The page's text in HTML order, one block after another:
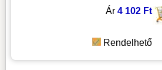
Ár 4 102 Ft
Rendelhető